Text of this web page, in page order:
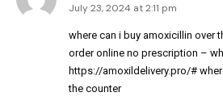
July 23, 2024 at 2:11 pm
where can i buy amoxicillin over
order online no prescription –
https://amoxildelivery.pro/#
the counter